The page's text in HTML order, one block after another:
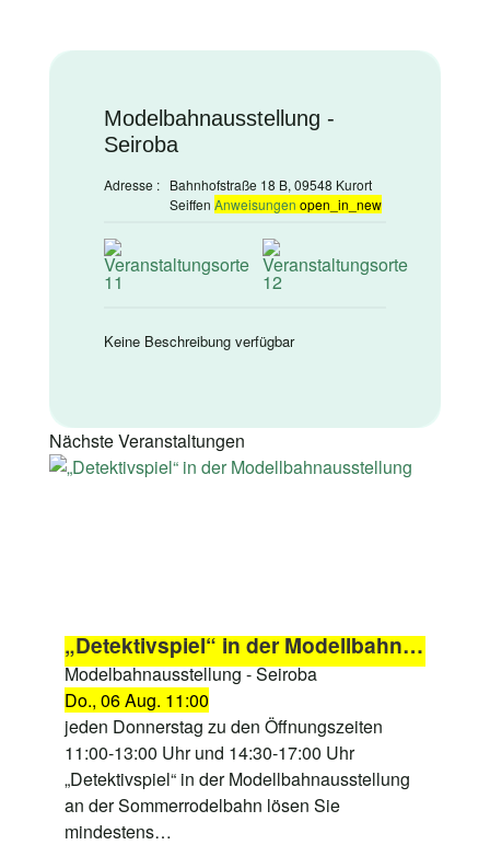
Modelbahnausstellung -
Seiroba
Adresse : Bahnhofstraße 18 B, 09548 Kurort
Seiffen Anweisungen open_in_new
Keine Beschreibung verfügbar
Nächste Veranstaltungen
„Detektivspiel“ in der Modellbahnausstellung
Modelbahnausstellung - Seiroba
Do., 06 Aug. 11:00
jeden Donnerstag zu den Öffnungszeiten
11:00-13:00 Uhr und 14:30-17:00 Uhr
„Detektivspiel“ in der Modellbahnausstellung
an der Sommerrodelbahn lösen Sie
mindestens…